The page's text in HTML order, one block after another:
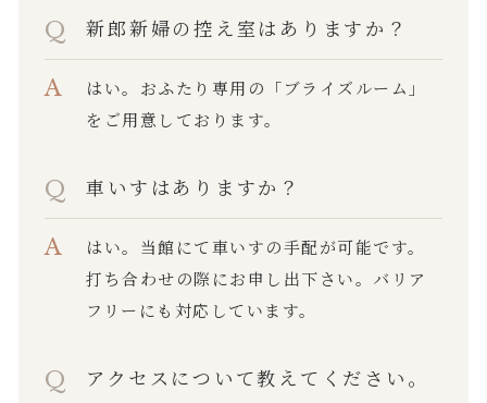
新郎新婦の控え室はありますか？
はい。おふたり専用の「ブライズルーム」
をご用意しております。
車いすはありますか？
はい。当館にて車いすの手配が可能です。
打ち合わせの際にお申し出下さい。バリア
フリーにも対応しています。
アクセスについて教えてください。